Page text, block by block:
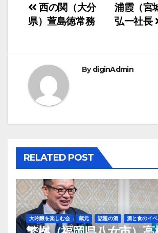
投
稿
ビ
ゲ
ョ
ン
浦霞（宮
弘一社長
西の関（大分
県）萱島徳常務
BydiginAdmin
RELATED POST
大吟醸を楽しむ会 蔵元 話題の酒 酒と食のイベ